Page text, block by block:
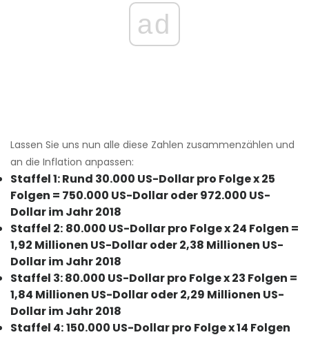
ad
Lassen Sie uns nun alle diese Zahlen zusammenzählen und
an die Inflation anpassen:
Staffel 1: Rund 30.000 US-Dollar pro Folge x 25
Folgen = 750.000 US-Dollar oder 972.000 US-
Dollar im Jahr 2018
Staffel 2: 80.000 US-Dollar pro Folge x 24 Folgen =
1,92 Millionen US-Dollar oder 2,38 Millionen US-
Dollar im Jahr 2018
Staffel 3: 80.000 US-Dollar pro Folge x 23 Folgen =
1,84 Millionen US-Dollar oder 2,29 Millionen US-
Dollar im Jahr 2018
Staffel 4:150.000 US-Dollar pro Folge x 14 Folgen